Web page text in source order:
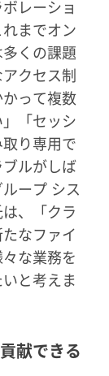
レーショ
までオン
くの課題
クセス制
って複数
「セッシ
り専用で
ルがしば
ープ シス
、「クラ
なファイ
な業務を
と考えま
献できる